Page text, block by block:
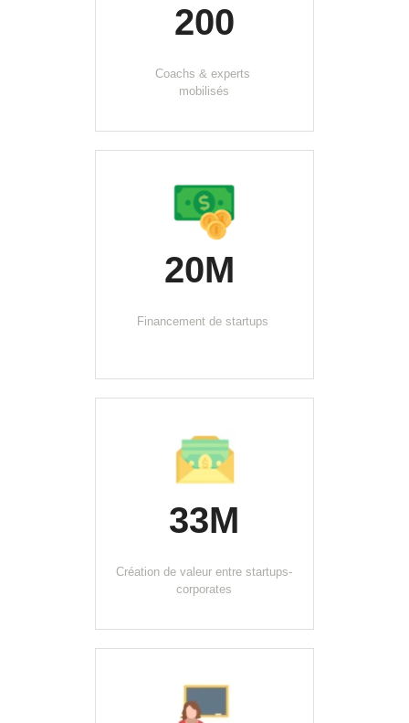
200
Coachs & experts
mobilisés
20M
Financement de startups
33M
Création de valeur entre startups-
corporates